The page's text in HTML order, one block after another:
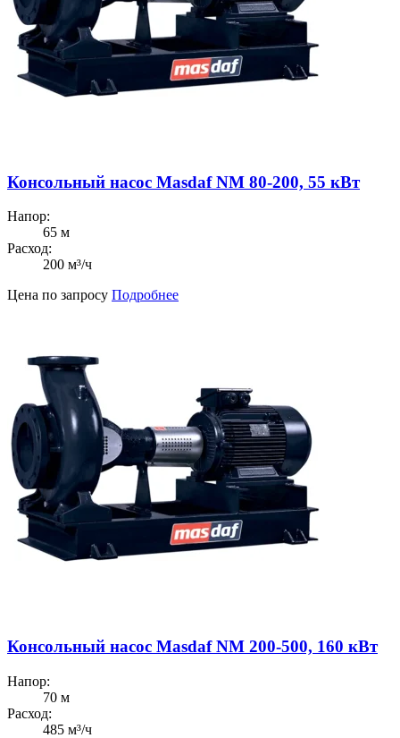
Консольный насос Masdaf NM 80-200, 55 кВт
Напор:
65 м
Расход:
200 м³/ч
Цена по запросу Подробнее
Консольный насос Masdaf NM 200-500, 160 кВт
Напор:
70 м
Расход:
485 м³/ч